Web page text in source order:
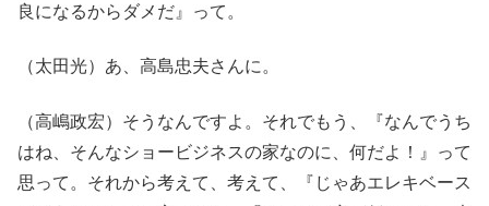
良になるからダメだ』って。
（太田光）あ、高島忠夫さんに。
（高嶋政宏）そうなんですよ。それでもう、『なんでうち
はね、そんなショービジネスの家なのに、何だよ！』って
思って。それから考えて、考えて、『じゃあエレキベース